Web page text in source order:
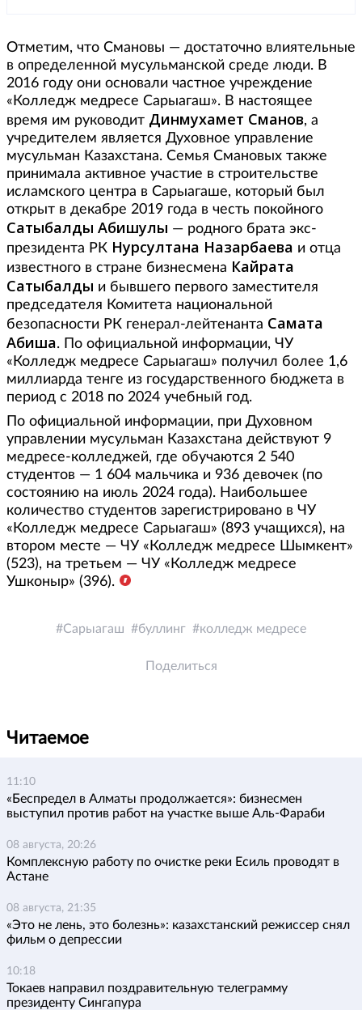
Отметим, что Смановы — достаточно влиятельные
в определенной мусульманской среде люди. В
2016 году они основали частное учреждение
«Колледж медресе Сарыагаш». В настоящее
время им руководит Динмухамет Сманов, а
учредителем является Духовное управление
мусульман Казахстана. Семья Смановых также
принимала активное участие в строительстве
исламского центра в Сарыагаше, который был
открыт в декабре 2019 года в честь покойного
Сатыбалды Абишулы — родного брата экс-
президента РК Нурсултана Назарбаева и отца
известного в стране бизнесмена Кайрата
Сатыбалды и бывшего первого заместителя
председателя Комитета национальной
безопасности РК генерал-лейтенанта Самата
Абиша. По официальной информации, ЧУ
«Колледж медресе Сарыагаш» получил более 1,6
миллиарда тенге из государственного бюджета в
период с 2018 по 2024 учебный год.
По официальной информации, при Духовном
управлении мусульман Казахстана действуют 9
медресе-колледжей, где обучаются 2 540
студентов — 1 604 мальчика и 936 девочек (по
состоянию на июль 2024 года). Наибольшее
количество студентов зарегистрировано в ЧУ
«Колледж медресе Сарыагаш» (893 учащихся), на
втором месте — ЧУ «Колледж медресе Шымкент»
(523), на третьем — ЧУ «Колледж медресе
Ушконыр» (396).
Сарыагаш буллинг колледж медресе
Поделиться
Читаемое
11:10
«Беспредел в Алматы продолжается»: бизнесмен
выступил против работ на участке выше Аль-Фараби
08 августа, 20:26
Комплексную работу по очистке реки Есиль проводят в
Астане
08 августа, 21:35
«Это не лень, это болезнь»: казахстанский режиссер снял
фильм о депрессии
10:18
Токаев направил поздравительную телеграмму
президенту Сингапура